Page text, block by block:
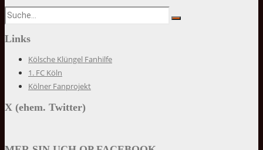
Links
Kölsche Klüngel Fanhilfe
1. FC Köln
Kölner Fanprojekt
X (ehem. Twitter)